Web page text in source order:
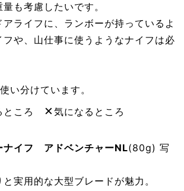
も考慮したいです。
ライフに、ランボーが持っているよ
フや、山仕事に使うようなナイフは必
い分けています。
ところ ×気になるところ
ナイフ アドベンチャーNL(80g) 写
実用的な大型ブレードが魅力。